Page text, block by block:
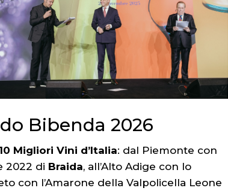
Bibenda 2026
Migliori Vini d’Italia: dal Piemonte con
2022 di Braida, all’Alto Adige con lo
con l’Amarone della Valpolicella Leone